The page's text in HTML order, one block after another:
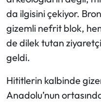
da ilgisini çekiyor.
gizemli nefrit blok,
de dilek tutan
geldi.
Hititlerin kalbinde
Anadolu’nun
Resmi İlan
Resmi Reklam
Sağlık
Siyaset